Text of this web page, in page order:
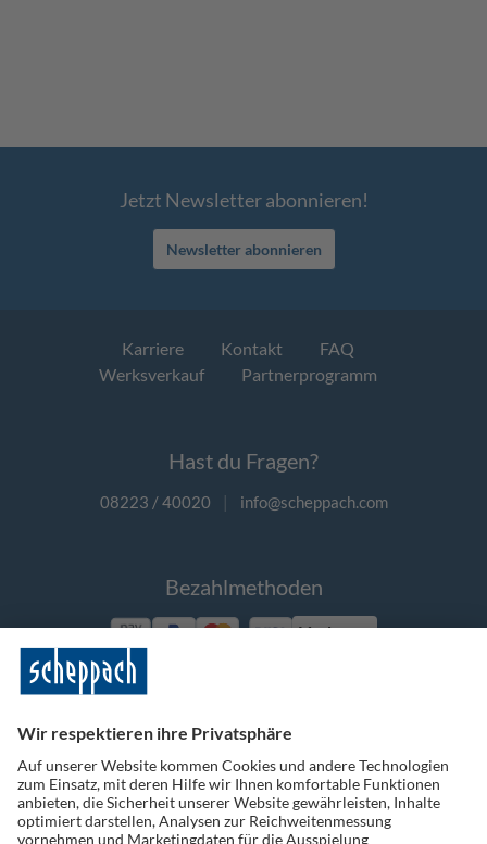
Jetzt Newsletter abonnieren!
Newsletter abonnieren
Karriere Kontakt
FAQ
Werksverkauf
Partnerprogramm
Hast du Fragen?
08223 / 40020 | info@scheppach.com
Bezahlmethoden
Vorkasse
Folge uns auf Social Media